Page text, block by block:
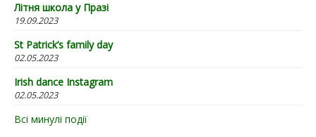
Літня школа у Празі
19.09.2023
St Patrick’s family day
02.05.2023
Irish dance Instagram
02.05.2023
Всі минулі події